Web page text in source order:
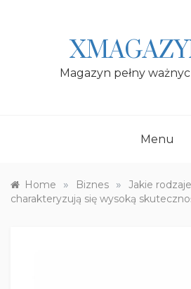
Magazyn pełny
Menu
Home » Biznes »
Jakie
charakteryzują się wysoką